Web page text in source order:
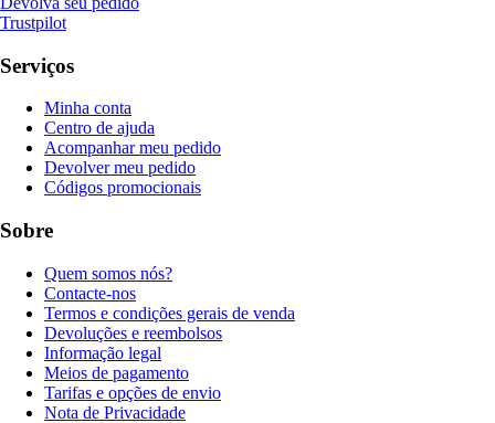
Trustpilot
Serviços
Minha conta
Centro de ajuda
Acompanhar meu pedido
Devolver meu pedido
Códigos promocionais
Sobre
Quem somos nós?
Contacte-nos
Termos e condições gerais de venda
Devoluções e reembolsos
Informação legal
Meios de pagamento
Tarifas e opções de envio
Nota de Privacidade